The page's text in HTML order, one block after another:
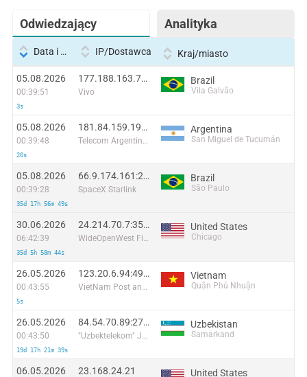
Odwiedzający Analityka
Data i godzina IP/Dostawca Kraj/miasto
05.08.2026
00:39:51
3s
177.188.163.70:60082
Vivo
Brazil
Vila Galvão
05.08.2026
00:39:48
20s
181.84.159.194:57164
Telecom Argentina S.A.
Argentina
San Miguel de Tucumán
05.08.2026
00:39:28
35d 17h 56m 49s
66.9.174.161:25308
SpaceX Starlink
Brazil
São Paulo
30.06.2026
06:42:39
35d 5h 58m 44s
24.214.70.7:35399
WideOpenWest Finance LLC
United States
Chicago
26.05.2026
00:43:55
5s
123.20.6.94:49547
VietNam Post and Telecom Corporation
Vietnam
Quận Phú Nhuận
26.05.2026
00:43:50
19d 17h 21m 39s
84.54.70.89:27645
"Uzbektelekom" Joint Stock Company
Uzbekistan
Samarkand
06.05.2026 23.168.24.21 United States